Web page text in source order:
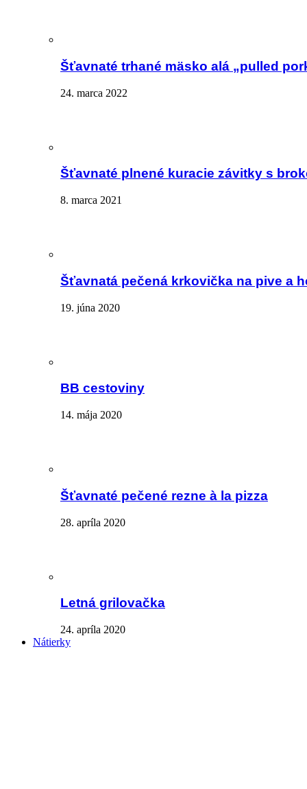
Šťavnaté trhané mäsko alá „pulled
24. marca 2022
Šťavnaté plnené kuracie závitky s
8. marca 2021
Šťavnatá pečená krkovička na pive a
19. júna 2020
BB cestoviny
14. mája 2020
Šťavnaté pečené rezne à la pizza
28. apríla 2020
Letná grilovačka
24. apríla 2020
Nátierky